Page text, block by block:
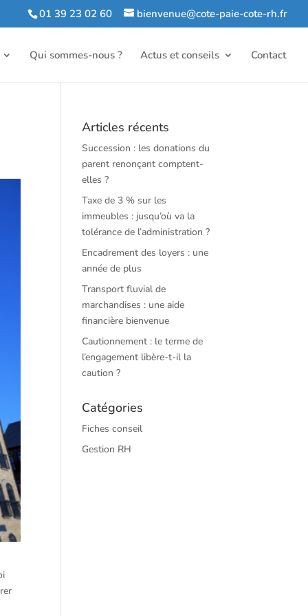
01 39 23 02 60 bienvenue@cote-paie-cote-rh.fr
Qui sommes-nous ? Actus et conseils Contact
Articles récents
Succession : les donations du
parent renonçant comptent-
elles ?
Taxe de 3 % sur les
immeubles : jusqu’où va la
tolérance de l’administration ?
Encadrement des loyers : une
année de plus
Transport fluvial de
marchandises : une aide
financière bienvenue
Cautionnement : le terme de
l’engagement libère-t-il la
caution ?
Catégories
Fiches conseil
Gestion RH